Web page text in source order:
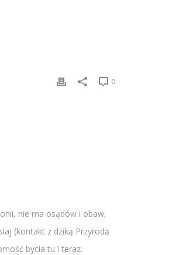
0
nie ma osądów i obaw,
(kontakt z dziką Przyrodą
bycia tu i teraz.